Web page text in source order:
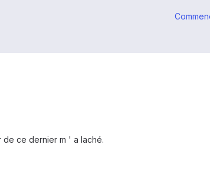
de ce dernier m ' a laché.